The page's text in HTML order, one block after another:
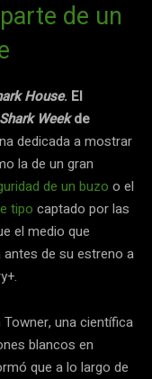
de un
House. El
Shark Weekde
dedicada a mostrar
la de un gran
de un buzo o el
tipo captado por las
el medio que
de su estreno a
una científica
blancos en
que a lo largo de